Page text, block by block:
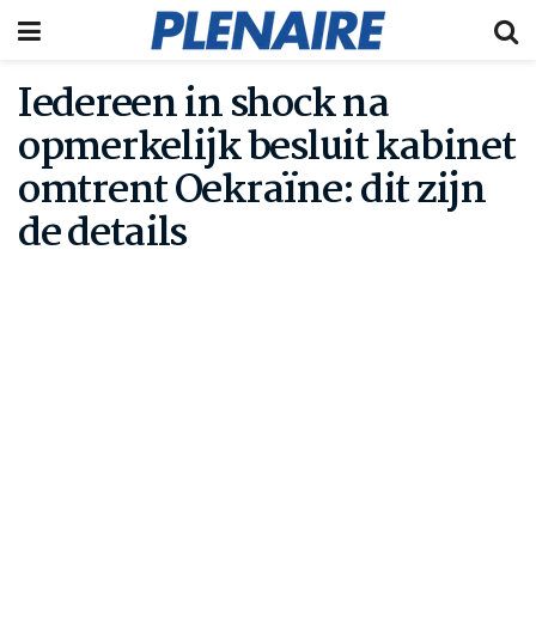
Iedereen in shock na
opmerkelijk besluit kabinet
omtrent Oekraïne: dit zijn
de details